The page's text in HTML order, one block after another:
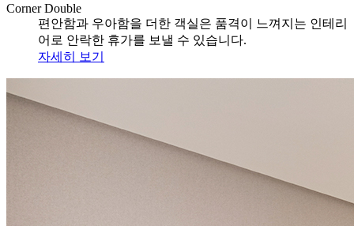
Corner Double
편안함과 우아함을 더한 객실은 품격이 느껴지는 인테리
어로 안락한 휴가를 보낼 수 있습니다.
자세히 보기